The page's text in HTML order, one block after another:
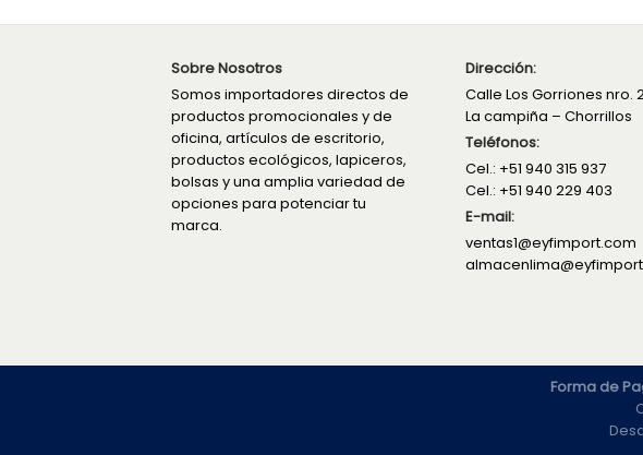
Sobre Nosotros
Somos importadores directos de
productos promocionales y de
oficina, artículos de escritorio,
productos ecológicos, lapiceros,
bolsas y una amplia variedad de
opciones para potenciar tu
marca.
Dirección:
Calle Los Gorriones nro.
La campiña – Chorrillos
Teléfonos:
Cel.: +51 940 315 937
Cel.: +51 940 229 403
E-mail:
ventas1@eyfimport.com
Forma de